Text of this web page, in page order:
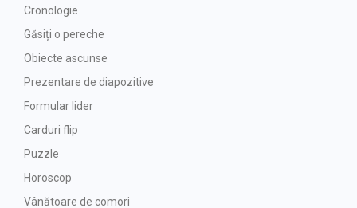
Cronologie
Găsiți o pereche
Obiecte ascunse
Prezentare de diapozitive
Formular lider
Carduri flip
Puzzle
Horoscop
Vânătoare de comori